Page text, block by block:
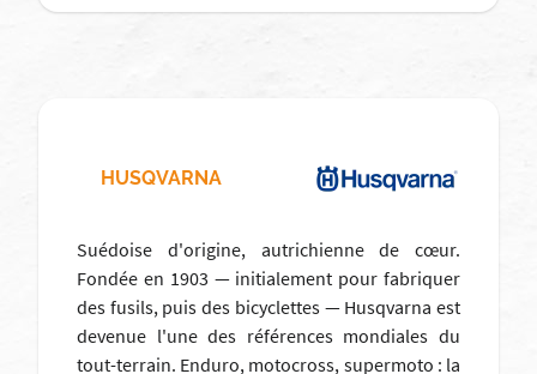
HUSQVARNA
Suédoise d'origine, autrichienne de cœur.
Fondée en 1903 — initialement pour fabriquer
des fusils, puis des bicyclettes — Husqvarna est
devenue l'une des références mondiales du
tout-terrain. Enduro, motocross, supermoto : la